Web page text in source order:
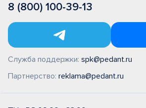
8 (800) 100-39-13
Служба поддержки: spk@pedant.ru
Партнерство: reklama@pedant.ru